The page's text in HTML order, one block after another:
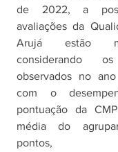
de 2022, a
avaliações da
Arujá estão
considerando
observados no
com o
pontuação da
média do
pontos,